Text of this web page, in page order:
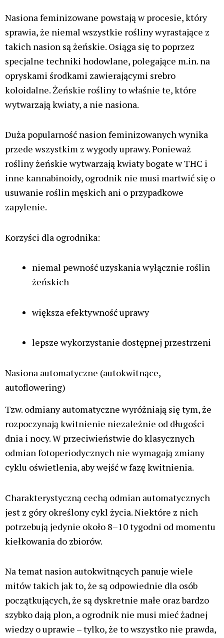
jest z góry określony cykl życia. Niektóre z nich
potrzebują jedynie około 8–10 tygodni od momentu
kiełkowania do zbiorów.
Na temat nasion autokwitnących panuje wiele
mitów takich jak to, że są odpowiednie dla osób
początkujących, że są dyskretnie małe oraz bardzo
wiedzy o uprawie – tylko, że to wszystko nie prawda,
a szerzej temat nasion autoflowering i mitów na ich
temat opisaliśmyT U T A J
Nasiona Fast Version
Nasiona Fast Version zostały stworzone z myślą o
uprawy przy jednoczesnym zachowaniu wysokiej
odmian fotoperiodycznych z genetyką
automatyczną, co skutkuje znacznie szybszym
dojrzałość nawet o 2 do 4 tygodni szybciej niż
tygodni od rozpoczęcia fazy kwitnienia do zbiorów.
Odmiany Fast Version są szczególnie polecane
ogrodnikom w regionach o krótszym sezonie
kwitnienia. Dzięki szybszemu dojrzewaniu rośliny są
mniej narażone na chłody i wilgoć pojawiające się
jesienią, a także dojrzewają w większym natężeniu
Ich zalety to między innymi:
krótszy czas oczekiwania na zbiory
mniejsze ryzyko problemów pogodowych lub
chorób
Jak wybrać odpowiednie nasiona marihuany?